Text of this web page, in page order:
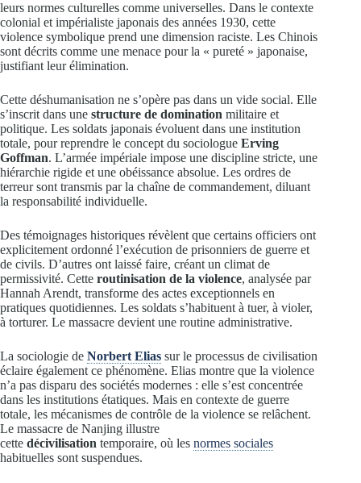
leurs normes culturelles comme universelles. Dans le contexte
colonial et impérialiste japonais des années 1930, cette
violence symbolique prend une dimension raciste. Les Chinois
sont décrits comme une menace pour la « pureté » japonaise,
justifiant leur élimination.
Cette déshumanisation ne s’opère pas dans un vide social. Elle
s’inscrit dans une structure de domination militaire et
politique. Les soldats japonais évoluent dans une institution
totale, pour reprendre le concept du sociologue Erving
Goffman. L’armée impériale impose une discipline stricte, une
hiérarchie rigide et une obéissance absolue. Les ordres de
terreur sont transmis par la chaîne de commandement, diluant
la responsabilité individuelle.
Des témoignages historiques révèlent que certains officiers ont
explicitement ordonné l’exécution de prisonniers de guerre et
de civils. D’autres ont laissé faire, créant un climat de
permissivité. Cette routinisation de la violence, analysée par
Hannah Arendt, transforme des actes exceptionnels en
pratiques quotidiennes. Les soldats s’habituent à tuer, à violer,
à torturer. Le massacre devient une routine administrative.
La sociologie de Norbert Elias sur le processus de civilisation
éclaire également ce phénomène. Elias montre que la violence
n’a pas disparu des sociétés modernes : elle s’est concentrée
dans les institutions étatiques. Mais en contexte de guerre
totale, les mécanismes de contrôle de la violence se relâchent.
Le massacre de Nanjing illustre
cette décivilisation temporaire, où les normes sociales
habituelles sont suspendues.